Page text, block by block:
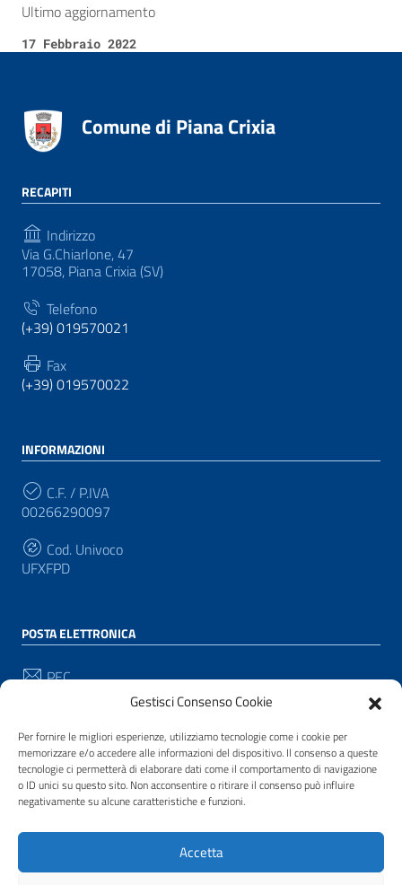
Gestisci Consenso Cookie
Per fornire le migliori esperienze, utilizziamo tecnologie come i cookie per
memorizzare e/o accedere alle informazioni del dispositivo. Il consenso a queste
tecnologie ci permetterà di elaborare dati come il comportamento di navigazione
o ID unici su questo sito. Non acconsentire o ritirare il consenso può influire
negativamente su alcune caratteristiche e funzioni.
Accetta
Ultimo aggiornamento
17 Febbraio 2022
Comune di Piana Crixia
RECAPITI
Indirizzo
Via G.Chiarlone, 47
17058, Piana Crixia (SV)
Telefono
(+39) 019570021
Fax
(+39) 019570022
INFORMAZIONI
C.F. / P.IVA
00266290097
Cod. Univoco
UFXFPD
POSTA ELETTRONICA
PEC
protocollo@pec.comune.pianacrixia.sv.it
Email
protocollo@comune.pianacrixia.sv.it
Sezione Link UtiliNote legali